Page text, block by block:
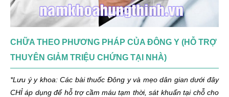
CHỮA THEO PHƯƠNG PHÁP CỦA ĐÔNG Y (HỖ TRỢ
THUYÊN GIẢM TRIỆU CHỨNG TẠI NHÀ)
*Lưu ý y khoa: Các bài thuốc Đông y và mẹo dân gian dưới đây
CHỈ áp dụng để hỗ trợ cầm máu tạm thời, sát khuẩn tại chỗ cho